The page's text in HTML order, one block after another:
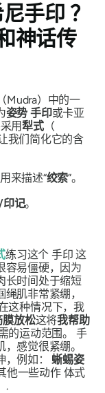
手印 ？
神话传
Mudra）中的一
姿势 手印或卡亚
用犁式（
我们简化它的含
用来描述“绞索”。
印记。
练习这个 手印 这
容易僵硬，因为
长时间处于缩短
肌非常紧绷，
这种情况下，我
膜放松这将我帮助
的运动范围。 手
感觉很紧绷。
，例如：蜥蜴姿
他一些动作 体式
.